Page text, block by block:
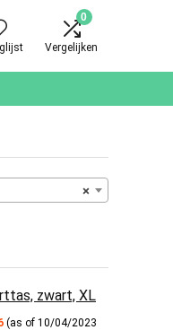
0
Vergelijken
×
zwart, XL
(as of 10/04/2023